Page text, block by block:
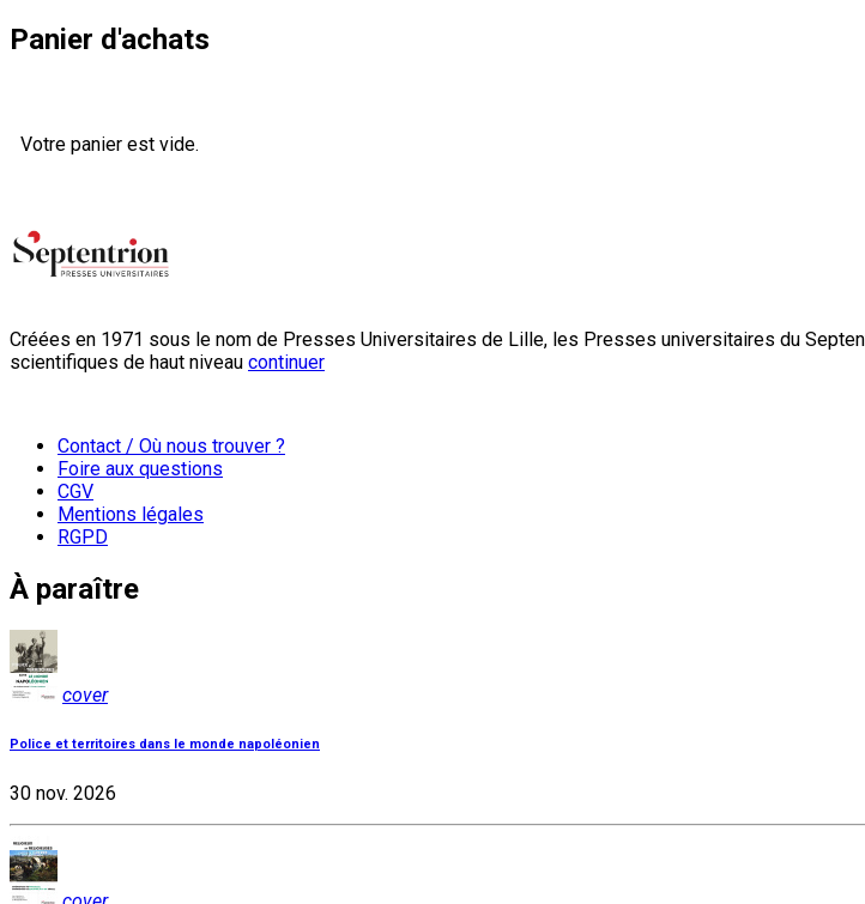
Panier d'achats
Votre panier est vide.
Créées en 1971 sous le nom de Presses Universitaires de Lille, les Presses universitaires du
scientifiques de haut niveau continuer
Contact / Où nous trouver ?
Foire aux questions
CGV
Mentions légales
RGPD
À paraître
cover
Police et territoires dans le monde napoléonien
30 nov. 2026